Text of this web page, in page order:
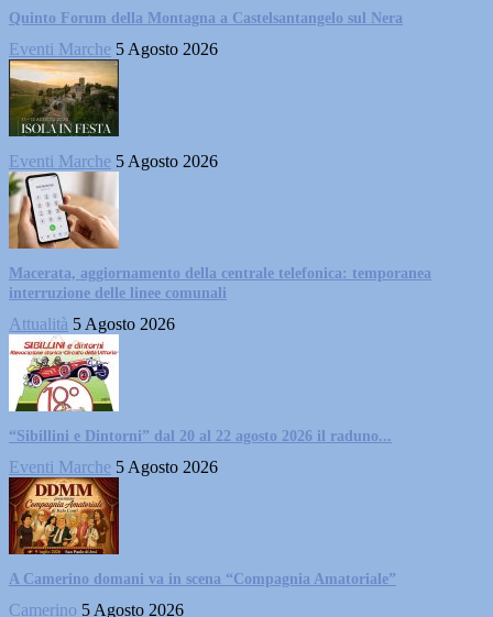
Quinto Forum della Montagna a Castelsantangelo sul Nera
Eventi Marche 5 Agosto 2026
Eventi Marche 5 Agosto 2026
Macerata, aggiornamento della centrale telefonica: temporanea
interruzione delle linee comunali
Attualità 5 Agosto 2026
“Sibillini e Dintorni” dal 20 al 22 agosto 2026 il raduno...
Eventi Marche 5 Agosto 2026
A Camerino domani va in scena “Compagnia Amatoriale”
Camerino 5 Agosto 2026